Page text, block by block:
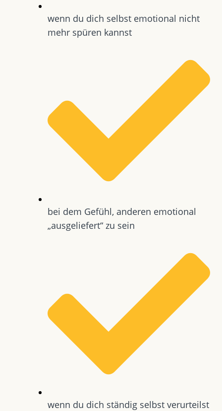
wenn du dich selbst emotional nicht
mehr spüren kannst
bei dem Gefühl, anderen emotional
„ausgeliefert“ zu sein
wenn du dich ständig selbst verurteilst